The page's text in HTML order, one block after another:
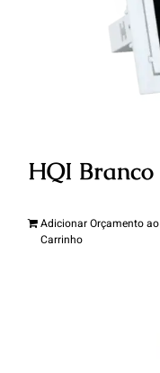
HQI Branco
Adicionar Orçamento ao
Carrinho